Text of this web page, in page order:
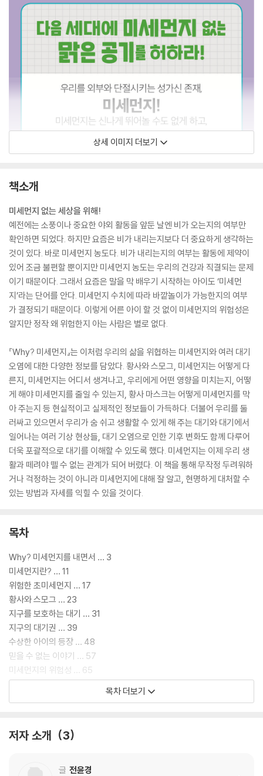
상세 이미지 더보기
책소개
미세먼지 없는 세상을 위해!
예전에는 소풍이나 중요한 야외 활동을 앞둔 날엔 비가 오는지의 여부만
확인하면 되었다. 하지만 요즘은 비가 내리는지보다 더 중요하게 생각하는
것이 있다. 바로 미세먼지 농도다. 비가 내리는지의 여부는 활동에 제약이
있어 조금 불편할 뿐이지만 미세먼지 농도는 우리의 건강과 직결되는 문제
이기 때문이다. 그래서 요즘은 말을 막 배우기 시작하는 아이도 ‘미세먼
지’라는 단어를 안다. 미세먼지 수치에 따라 바깥놀이가 가능한지의 여부
가 결정되기 때문이다. 이렇게 어른 아이 할 것 없이 미세먼지의 위험성은
알지만 정작 왜 위험한지 아는 사람은 별로 없다.
『Why? 미세먼지』는 이처럼 우리의 삶을 위협하는 미세먼지와 여러 대기
오염에 대한 다양한 정보를 담았다. 황사와 스모그, 미세먼지는 어떻게 다
른지, 미세먼지는 어디서 생겨나고, 우리에게 어떤 영향을 미치는지, 어떻
게 해야 미세먼지를 줄일 수 있는지, 황사 마스크는 어떻게 미세먼지를 막
아 주는지 등 현실적이고 실제적인 정보들이 가득하다. 더불어 우리를 둘
러싸고 있으면서 우리가 숨 쉬고 생활할 수 있게 해 주는 대기와 대기에서
일어나는 여러 기상 현상들, 대기 오염으로 인한 기후 변화도 함께 다루어
더욱 포괄적으로 대기를 이해할 수 있도록 했다. 미세먼지는 이제 우리 생
활과 떼려야 뗄 수 없는 관계가 되어 버렸다. 이 책을 통해 무작정 두려워하
거나 걱정하는 것이 아니라 미세먼지에 대해 잘 알고, 현명하게 대처할 수
있는 방법과 자세를 익힐 수 있을 것이다.
목차
Why? 미세먼지를 내면서 … 3
미세먼지란? … 11
위험한 초미세먼지 … 17
황사와 스모그 … 23
지구를 보호하는 대기 … 31
지구의 대기권 … 39
수상한 아이의 등장 … 48
믿을 수 없는 이야기 … 57
미세먼지의 위험성 … 65
한백산 실험의 미스터리 … 73
미행 … 104
박태평 연구원이 범인? … 119
목차 더보기
저자 소개 3
글 전윤경